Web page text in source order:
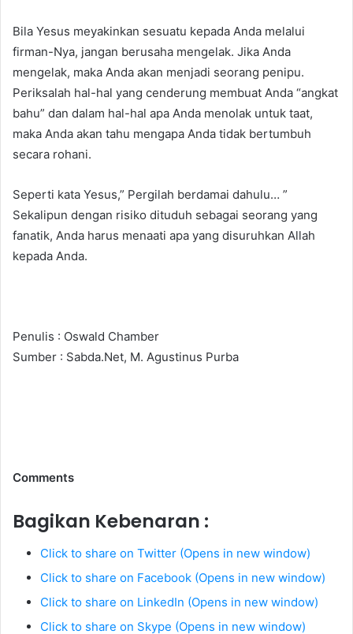
Bila Yesus meyakinkan sesuatu kepada Anda melalui
firman-Nya, jangan berusaha mengelak. Jika Anda
mengelak, maka Anda akan menjadi seorang penipu.
Periksalah hal-hal yang cenderung membuat Anda “angkat
bahu” dan dalam hal-hal apa Anda menolak untuk taat,
maka Anda akan tahu mengapa Anda tidak bertumbuh
secara rohani.
Seperti kata Yesus,” Pergilah berdamai dahulu… ”
Sekalipun dengan risiko dituduh sebagai seorang yang
fanatik, Anda harus menaati apa yang disuruhkan Allah
kepada Anda.
Penulis : Oswald Chamber
Sumber : Sabda.Net, M. Agustinus Purba
Comments
Bagikan Kebenaran :
Click to share on Twitter (Opens in new window)
Click to share on Facebook (Opens in new window)
Click to share on LinkedIn (Opens in new window)
Click to share on Skype (Opens in new window)